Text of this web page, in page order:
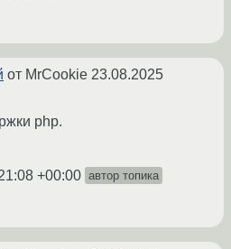
от MrCookie 23.08.2025
php.
+00:00 автор топика